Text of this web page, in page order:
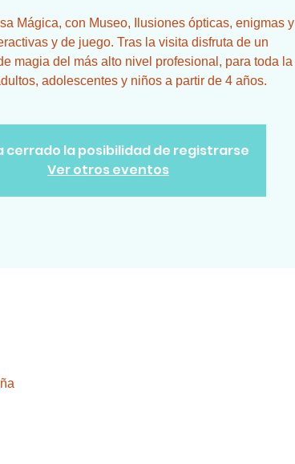
Mágica, con Museo, Ilusiones ópticas, enigmas y
y de juego. Tras la visita disfruta de un
magia del más alto nivel profesional, para toda la
adolescentes y niños a partir de 4 años.
cerrado la posibilidad de registrarse
Ver otros eventos